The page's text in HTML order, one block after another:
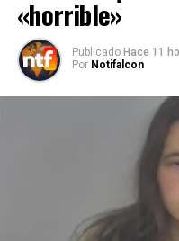
«horrible»
Publicado Hace 11
Por Notifalcon